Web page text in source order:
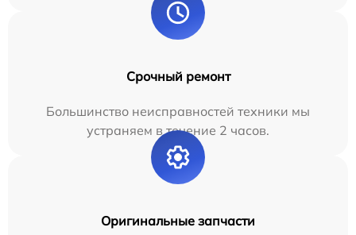
Срочный ремонт
Большинство неисправностей техники мы
устраняем в течение 2 часов.
Оригинальные запчасти